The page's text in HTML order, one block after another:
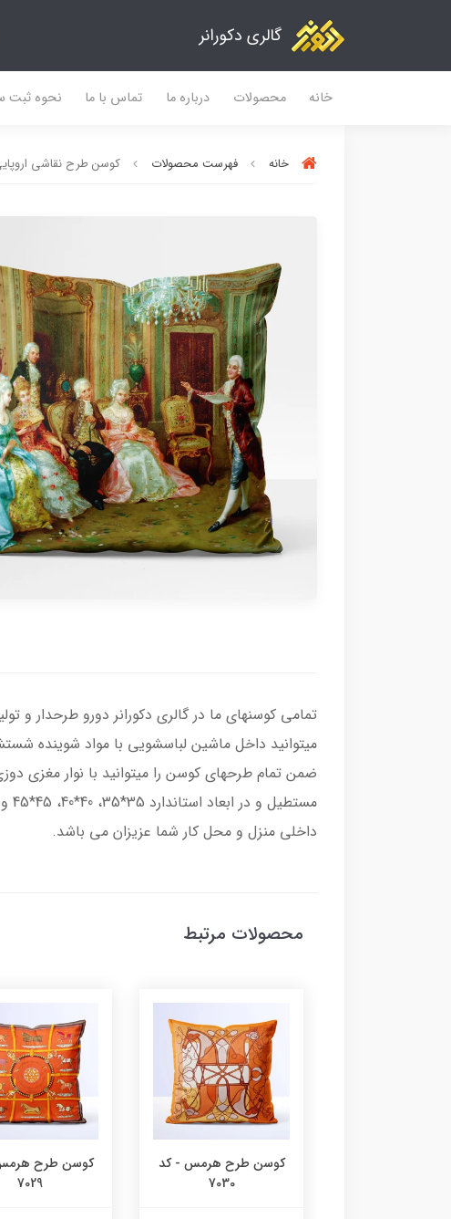
گالری دکورانر
خانه محصولات درباره ما تماس با ما نحوه ثبت
خانه فهرست محصولات کوسن طرح نقاشی اروپایی -
تمامی کوسنهای ما در گالری دکورانر دورو طرحدار
میتوانید داخل ماشین لباسشویی با مواد شوینده
ضمن تمام طرحهای کوسن را میتوانید با نوار مغزی
داخلی منزل و محل کار شما عزیزان می باشد.
محصولات مرتبط
کوسن طرح هرمس - کد
7030
کوسن طرح
7029